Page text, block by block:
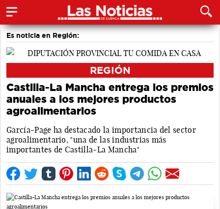
Es noticia en Región:
REGIÓN
Castilla-La Mancha entrega los premios
anuales a los mejores productos
agroalimentarios
García-Page ha destacado la importancia del sector
agroalimentario, "una de las industrias más
importantes de Castilla-La Mancha"